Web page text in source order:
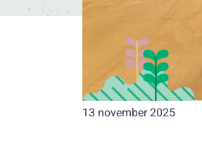
13 november 2025